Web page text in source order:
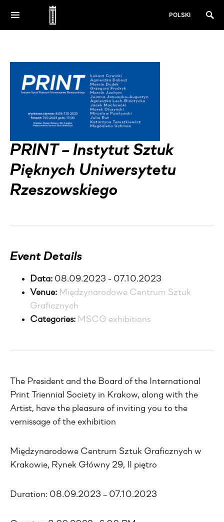
POLSKI
PRINT – Instytut Sztuk
Pięknych Uniwersytetu
Rzeszowskiego
Event Details
Data: 08.09.2023 - 07.10.2023
Venue: Międzynarodowe Centrum Sztuk
Graficznych
Categories: MSCG exhibitions
The President and the Board of the International
Print Triennial Society in Krakow, along with the
Artist, have the pleasure of inviting you to the
vernissage of the exhibition
Międzynarodowe Centrum Sztuk Graficznych w
Krakowie, Rynek Główny 29, II piętro
Duration: 08.09.2023 – 07.10.2023